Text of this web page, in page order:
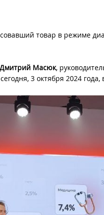
товар в режиме
Дмитрий Масюк,
3 октября 2024 года,